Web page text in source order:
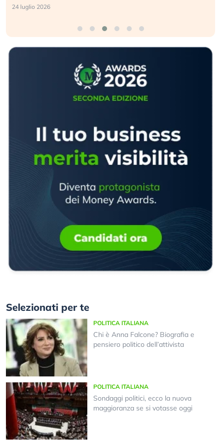
24 luglio 2026
Selezionati per te
POLITICA ITALIANA
Chi è Anna Falcone? Biografia e
pensiero politico dell’attivista
POLITICA ITALIANA
Sondaggi politici, ecco la nuova
maggioranza se si votasse oggi